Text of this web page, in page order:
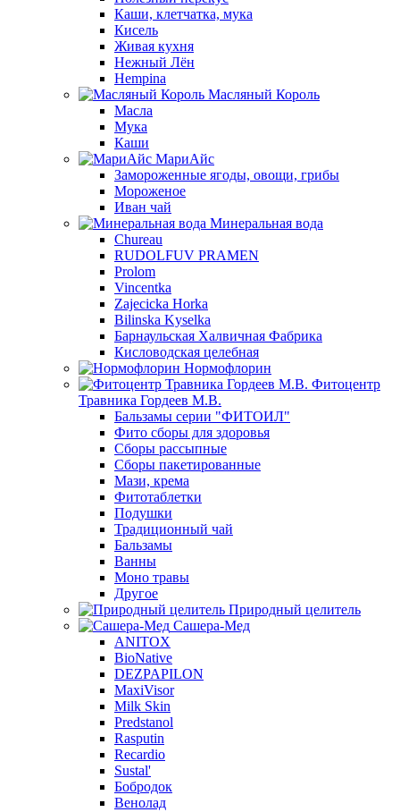
Каши, клетчатка, мука
Кисель
Живая кухня
Нежный Лён
Hempina
Масляный Король
Масла
Мука
Каши
МариАйс
Замороженные ягоды, овощи, грибы
Мороженое
Иван чай
Минеральная вода
Chureau
RUDOLFUV PRAMEN
Prolom
Vincentka
Zajecicka Horka
Bilinska Kyselka
Барнаульская Халвичная Фабрика
Кисловодская целебная
Нормофлорин
Фитоцентр
Травника Гордеев М.В.
Бальзамы серии "ФИТОИЛ"
Фито сборы для здоровья
Сборы рассыпные
Сборы пакетированные
Мази, крема
Фитотаблетки
Подушки
Традиционный чай
Бальзамы
Ванны
Моно травы
Другое
Природный целитель
Сашера-Мед
ANITOX
BioNative
DEZPAPILON
MaxiVisor
Milk Skin
Predstanol
Rasputin
Recardio
Sustal'
Бобродок
Венолад